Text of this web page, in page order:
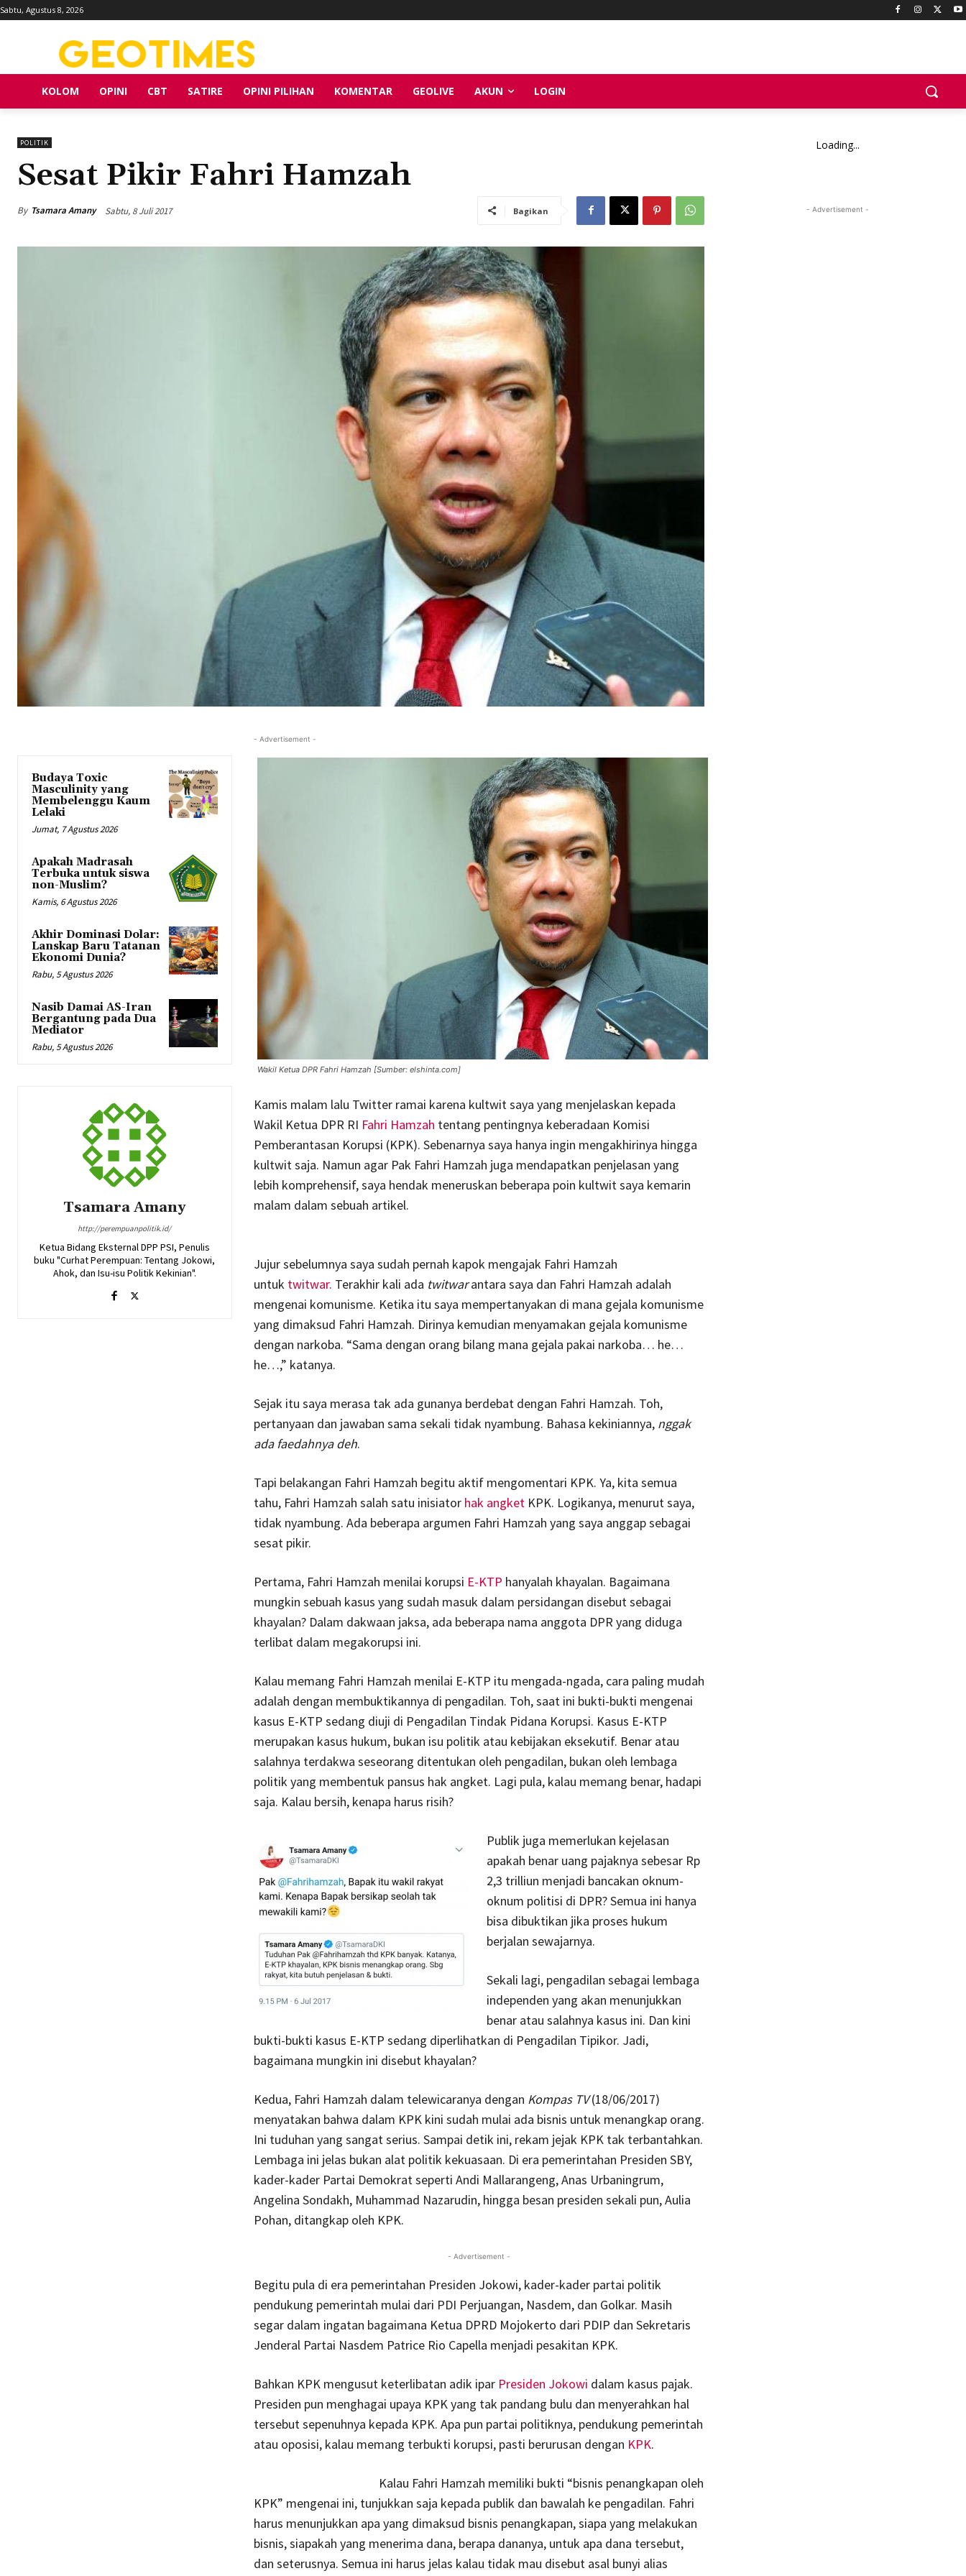
Sabtu, Agustus 8, 2026
KOLOM OPINI CBT SATIRE OPINI PILIHAN KOMENTAR GEOLIVE AKUN LOGIN
POLITIK
Sesat Pikir Fahri Hamzah
By Tsamara Amany Sabtu, 8 Juli 2017 Bagikan
Budaya Toxic
Masculinity yang
Membelenggu Kaum
Lelaki
Jumat, 7 Agustus 2026
Apakah Madrasah
Terbuka untuk siswa
non-Muslim?
Kamis, 6 Agustus 2026
Akhir Dominasi Dolar:
Lanskap Baru Tatanan
Ekonomi Dunia?
Rabu, 5 Agustus 2026
Nasib Damai AS-Iran
Bergantung pada Dua
Mediator
Rabu, 5 Agustus 2026
Tsamara Amany
http://perempuanpolitik.id/
Ketua Bidang Eksternal DPP PSI, Penulis
buku "Curhat Perempuan: Tentang Jokowi,
Ahok, dan Isu-isu Politik Kekinian".
- Advertisement -
Wakil Ketua DPR Fahri Hamzah [Sumber: elshinta.com]
Kamis malam lalu Twitter ramai karena kultwit saya yang menjelaskan kepada
Wakil Ketua DPR RI Fahri Hamzah tentang pentingnya keberadaan Komisi
Pemberantasan Korupsi (KPK). Sebenarnya saya hanya ingin mengakhirinya hingga
kultwit saja. Namun agar Pak Fahri Hamzah juga mendapatkan penjelasan yang
lebih komprehensif, saya hendak meneruskan beberapa poin kultwit saya kemarin
malam dalam sebuah artikel.
Jujur sebelumnya saya sudah pernah kapok mengajak Fahri Hamzah
untuk twitwar. Terakhir kali ada twitwarantara saya dan Fahri Hamzah adalah
mengenai komunisme. Ketika itu saya mempertanyakan di mana gejala komunisme
yang dimaksud Fahri Hamzah. Dirinya kemudian menyamakan gejala komunisme
dengan narkoba. “Sama dengan orang bilang mana gejala pakai narkoba… he…
he…,” katanya.
Sejak itu saya merasa tak ada gunanya berdebat dengan Fahri Hamzah. Toh,
pertanyaan dan jawaban sama sekali tidak nyambung. Bahasa kekiniannya, nggak
ada faedahnya deh.
Tapi belakangan Fahri Hamzah begitu aktif mengomentari KPK. Ya, kita semua
tahu, Fahri Hamzah salah satu inisiator hak angket KPK. Logikanya, menurut saya,
tidak nyambung. Ada beberapa argumen Fahri Hamzah yang saya anggap sebagai
sesat pikir.
Pertama, Fahri Hamzah menilai korupsi E-KTP hanyalah khayalan. Bagaimana
mungkin sebuah kasus yang sudah masuk dalam persidangan disebut sebagai
khayalan? Dalam dakwaan jaksa, ada beberapa nama anggota DPR yang diduga
terlibat dalam megakorupsi ini.
Kalau memang Fahri Hamzah menilai E-KTP itu mengada-ngada, cara paling mudah
adalah dengan membuktikannya di pengadilan. Toh, saat ini bukti-bukti mengenai
kasus E-KTP sedang diuji di Pengadilan Tindak Pidana Korupsi. Kasus E-KTP
merupakan kasus hukum, bukan isu politik atau kebijakan eksekutif. Benar atau
salahnya terdakwa seseorang ditentukan oleh pengadilan, bukan oleh lembaga
politik yang membentuk pansus hak angket. Lagi pula, kalau memang benar, hadapi
saja. Kalau bersih, kenapa harus risih?
Publik juga memerlukan kejelasan
apakah benar uang pajaknya sebesar Rp
2,3 trilliun menjadi bancakan oknum-
oknum politisi di DPR? Semua ini hanya
bisa dibuktikan jika proses hukum
berjalan sewajarnya.
Sekali lagi, pengadilan sebagai lembaga
independen yang akan menunjukkan
benar atau salahnya kasus ini. Dan kini
bukti-bukti kasus E-KTP sedang diperlihatkan di Pengadilan Tipikor. Jadi,
bagaimana mungkin ini disebut khayalan?
Kedua, Fahri Hamzah dalam telewicaranya dengan Kompas TV(18/06/2017)
menyatakan bahwa dalam KPK kini sudah mulai ada bisnis untuk menangkap orang.
Ini tuduhan yang sangat serius. Sampai detik ini, rekam jejak KPK tak terbantahkan.
Lembaga ini jelas bukan alat politik kekuasaan. Di era pemerintahan Presiden SBY,
kader-kader Partai Demokrat seperti Andi Mallarangeng, Anas Urbaningrum,
Angelina Sondakh, Muhammad Nazarudin, hingga besan presiden sekali pun, Aulia
Pohan, ditangkap oleh KPK.
- Advertisement -
Begitu pula di era pemerintahan Presiden Jokowi, kader-kader partai politik
pendukung pemerintah mulai dari PDI Perjuangan, Nasdem, dan Golkar. Masih
segar dalam ingatan bagaimana Ketua DPRD Mojokerto dari PDIP dan Sekretaris
Jenderal Partai Nasdem Patrice Rio Capella menjadi pesakitan KPK.
Bahkan KPK mengusut keterlibatan adik ipar Presiden Jokowi dalam kasus pajak.
Presiden pun menghagai upaya KPK yang tak pandang bulu dan menyerahkan hal
tersebut sepenuhnya kepada KPK. Apa pun partai politiknya, pendukung pemerintah
atau oposisi, kalau memang terbukti korupsi, pasti berurusan dengan KPK.
Kalau Fahri Hamzah memiliki bukti “bisnis penangkapan oleh
KPK” mengenai ini, tunjukkan saja kepada publik dan bawalah ke pengadilan. Fahri
harus menunjukkan apa yang dimaksud bisnis penangkapan, siapa yang melakukan
bisnis, siapakah yang menerima dana, berapa dananya, untuk apa dana tersebut,
dan seterusnya. Semua ini harus jelas kalau tidak mau disebut asal bunyi alias
Loading...
- Advertisement -